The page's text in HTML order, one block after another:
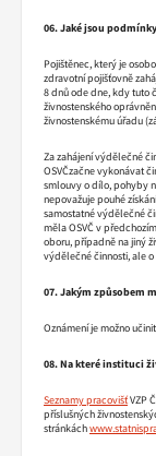
06. Jaké jsou
Pojištěnec, který je
zdravotní pojišťovně
8 dnů ode dne, kdy tuto
živnostenského
živnostenskému úřadu
Za zahájení výdělečné
OSVČzačne vykonávat
smlouvy o dílo, pohyby
nepovažuje pouhé
samostatné výdělečné
měla OSVČ v
oboru, případně na jiný
výdělečné činnosti, ale
07. Jakým způsobem
Oznámení je možno
08. Na které instituci
Seznamy pracovišťVZP
příslušných
stránkách